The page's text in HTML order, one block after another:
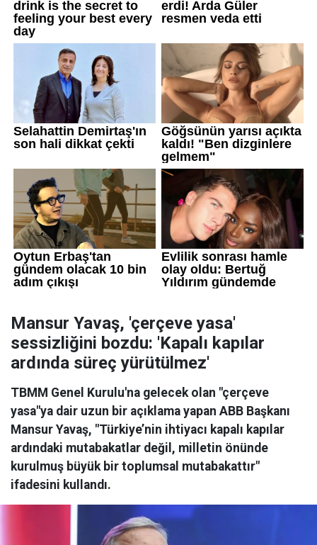
Mansur Yavaş, 'çerçeve yasa'
sessizliğini bozdu: 'Kapalı kapılar
ardında süreç yürütülmez'
TBMM Genel Kurulu'na gelecek olan "çerçeve
yasa"ya dair uzun bir açıklama yapan ABB Başkanı
Mansur Yavaş, "Türkiye’nin ihtiyacı kapalı kapılar
ardındaki mutabakatlar değil, milletin önünde
kurulmuş büyük bir toplumsal mutabakattır"
ifadesini kullandı.